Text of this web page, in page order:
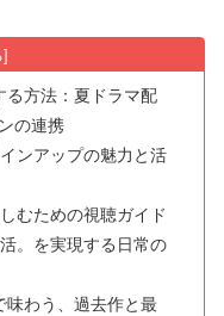
る方法：夏ドラマ配
の連携
ンアップの魅力と活
むための視聴ガイド
。を実現する日常の
味わう、過去作と最